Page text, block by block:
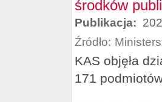
środków
Publikacja:
Źródło:
KAS objęła
171